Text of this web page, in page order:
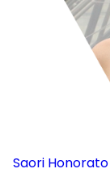
Saori Honorato